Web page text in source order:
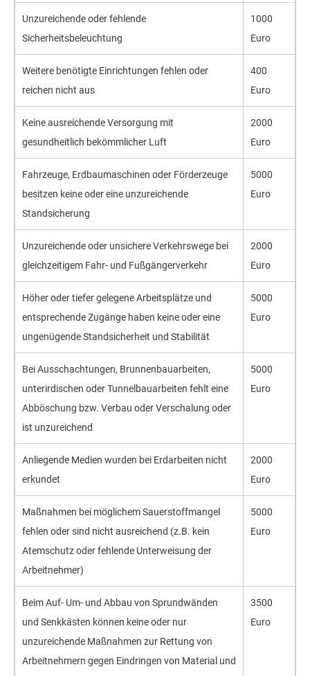
Unzureichende oder fehlende
Sicherheitsbeleuchtung
1000
Euro
Weitere benötigte Einrichtungen fehlen oder
reichen nicht aus
400
Euro
Keine ausreichende Versorgung mit
gesundheitlich bekömmlicher Luft
2000
Euro
Fahrzeuge, Erdbaumaschinen oder Förderzeuge
besitzen keine oder eine unzureichende
Standsicherung
5000
Euro
Unzureichende oder unsichere Verkehrswege bei
gleichzeitigem Fahr- und Fußgängerverkehr
2000
Euro
Höher oder tiefer gelegene Arbeitsplätze und
entsprechende Zugänge haben keine oder eine
ungenügende Standsicherheit und Stabilität
5000
Euro
Bei Ausschachtungen, Brunnenbauarbeiten,
unterirdischen oder Tunnelbauarbeiten fehlt eine
Abböschung bzw. Verbau oder Verschalung oder
ist unzureichend
5000
Euro
Anliegende Medien wurden bei Erdarbeiten nicht
erkundet
2000
Euro
Maßnahmen bei möglichem Sauerstoffmangel
fehlen oder sind nicht ausreichend (z.B. kein
Atemschutz oder fehlende Unterweisung der
Arbeitnehmer)
5000
Euro
Beim Auf- Um- und Abbau von Sprundwänden
und Senkkästen können keine oder nur
unzureichende Maßnahmen zur Rettung von
Arbeitnehmern gegen Eindringen von Material und
3500
Euro